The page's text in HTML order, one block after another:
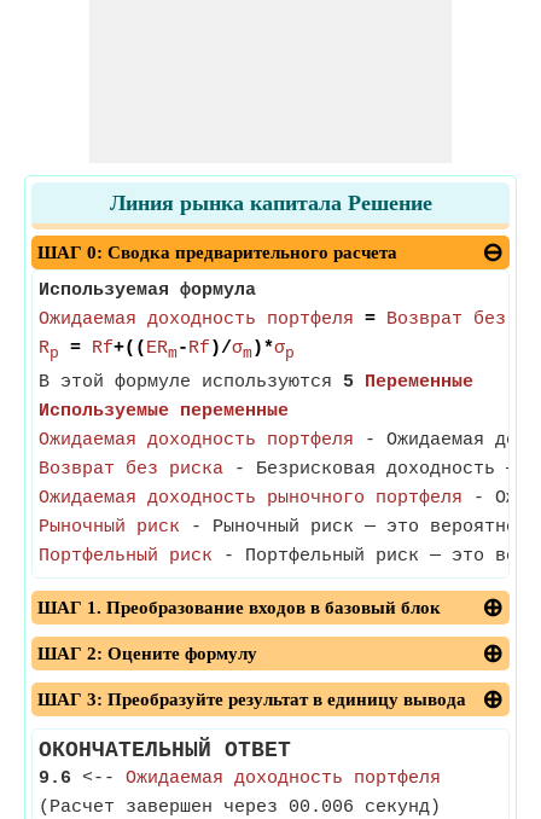
Линия рынка капитала Решение
ШАГ 0: Сводка предварительного расчета
Используемая формула
Ожидаемая доходность портфеля = Возврат без
Rp = Rf+(( ERm-Rf )/σm )*σp
В этой формуле используются 5 Переменные
Используемые переменные
Ожидаемая доходность портфеля - Ожидаемая
Возврат без риска - Безрисковая доходность —
Ожидаемая доходность рыночного портфеля -
Рыночный риск - Рыночный риск — это
Портфельный риск - Портфельный риск — это
ШАГ 1. Преобразование входов в базовый блок
ШАГ 2: Оцените формулу
ШАГ 3: Преобразуйте результат в единицу вывода
ОКОНЧАТЕЛЬНЫЙ ОТВЕТ
9.6 <-- Ожидаемая доходность портфеля
(Расчет завершен через 00.006 секунд)